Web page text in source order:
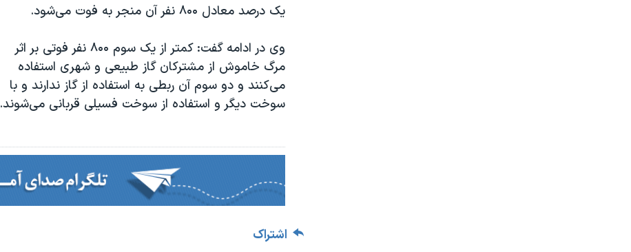
یک درصد معادل ۸۰۰ نفر آن منجر به فوت می‌شود.
وی در ادامه گفت: کمتر از یک سوم ۸۰۰ نفر فوتی بر اثر
مرگ خاموش از مشترکان گاز طبیعی و شهری استفاده
می‌کنند و دو سوم آن ربطی به استفاده از گاز ندارند و با
سوخت دیگر و استفاده از سوخت فسیلی قربانی می‌شوند.
اشتراک